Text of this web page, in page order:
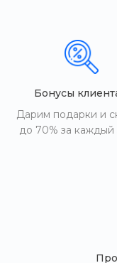
Бонусы
Дарим подарки и
до 70% за каждый